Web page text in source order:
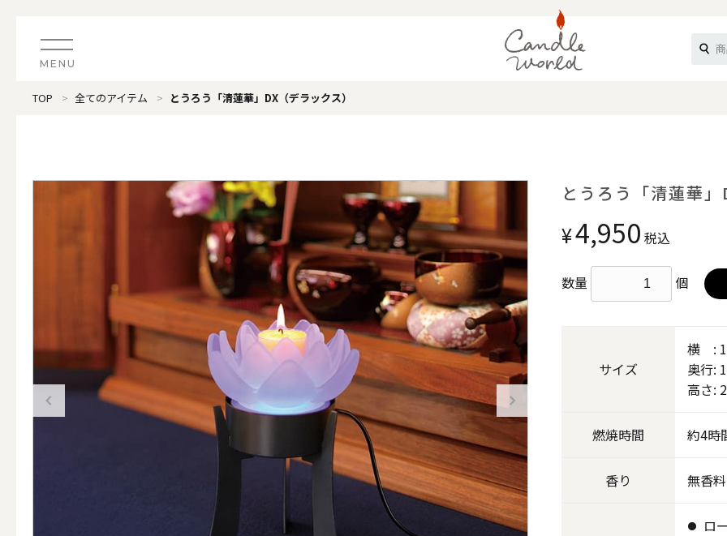
MENU
カテゴリから探す
（ブランド）offti 《オフティ》
ALL
（ブランド）YURAGI《ゆらぎ》
ALL
TOP 全てのアイテム とうろう「清蓮華」DX（デラックス）
とうろう「清蓮華」
¥4,950 税込
数量 個
サイズ
横 :
奥行:
高さ:
燃焼時間 約4時
香り 無香料
ロ